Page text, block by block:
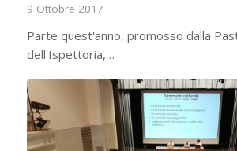
9 Ottobre 2017
Parte quest'anno, promosso dalla
dell'Ispettoria,…